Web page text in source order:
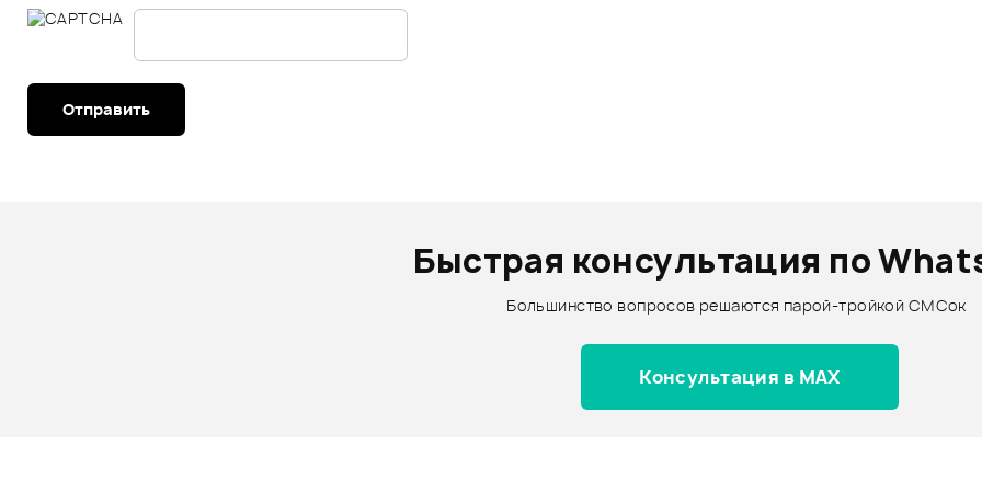
Отправить
Быстрая консультация по
Большинство вопросов решаются парой-тройкой СМСок
Консультация в MAX